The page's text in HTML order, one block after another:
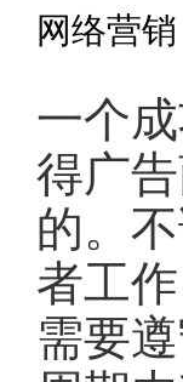
网络营
一个
得广
的。
者工
需要